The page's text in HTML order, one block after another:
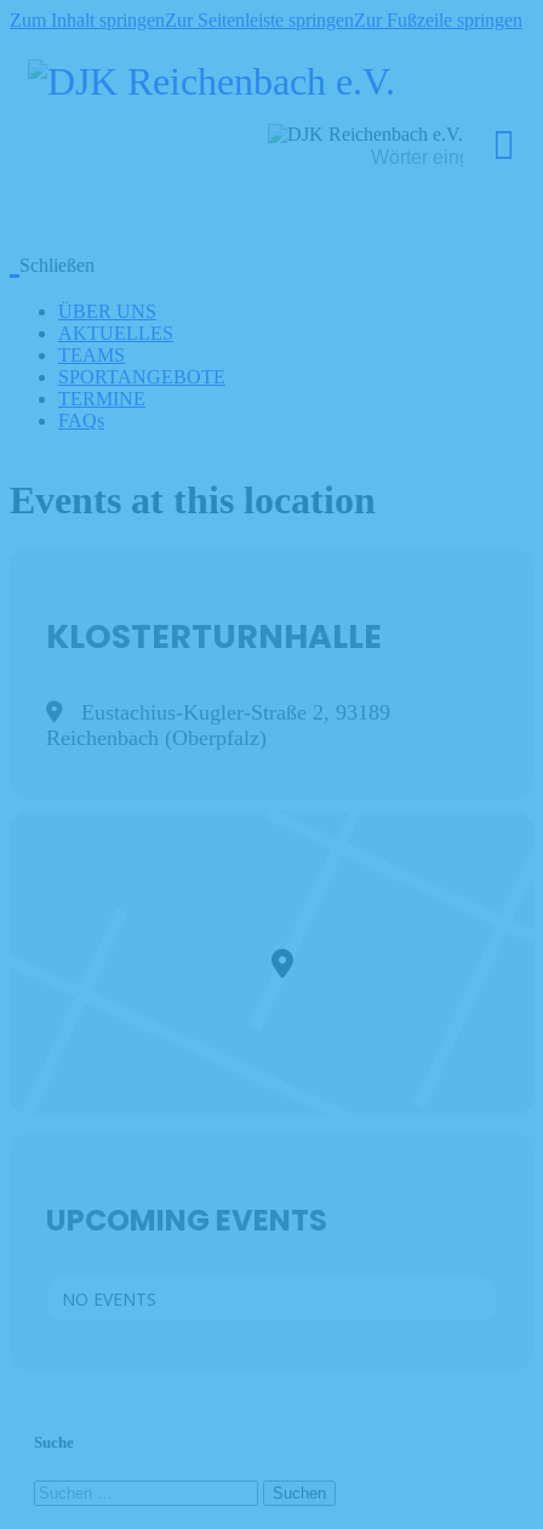
Zum Inhalt springenZur Seitenleiste springenZur Fußzeile springen
Schließen
ÜBER UNS
AKTUELLES
TEAMS
SPORTANGEBOTE
TERMINE
FAQs
Events at this location
KLOSTERTURNHALLE
Eustachius-Kugler-Straße 2, 93189
Reichenbach (Oberpfalz)
UPCOMING EVENTS
NO EVENTS
Suche